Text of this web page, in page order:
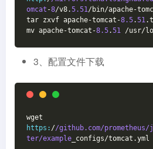
omcat -8/v8.5.51/bin/apache-
tar zxvf apache-tomcat-8.5.51
mv apache-tomcat-8.5.51 /usr/
3、配置文件下载
https: //github.com/prometheus/
ter/example _configs/tomcat.yml